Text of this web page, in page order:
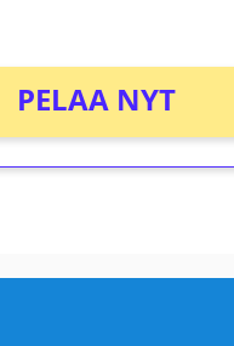
PELAA NYT